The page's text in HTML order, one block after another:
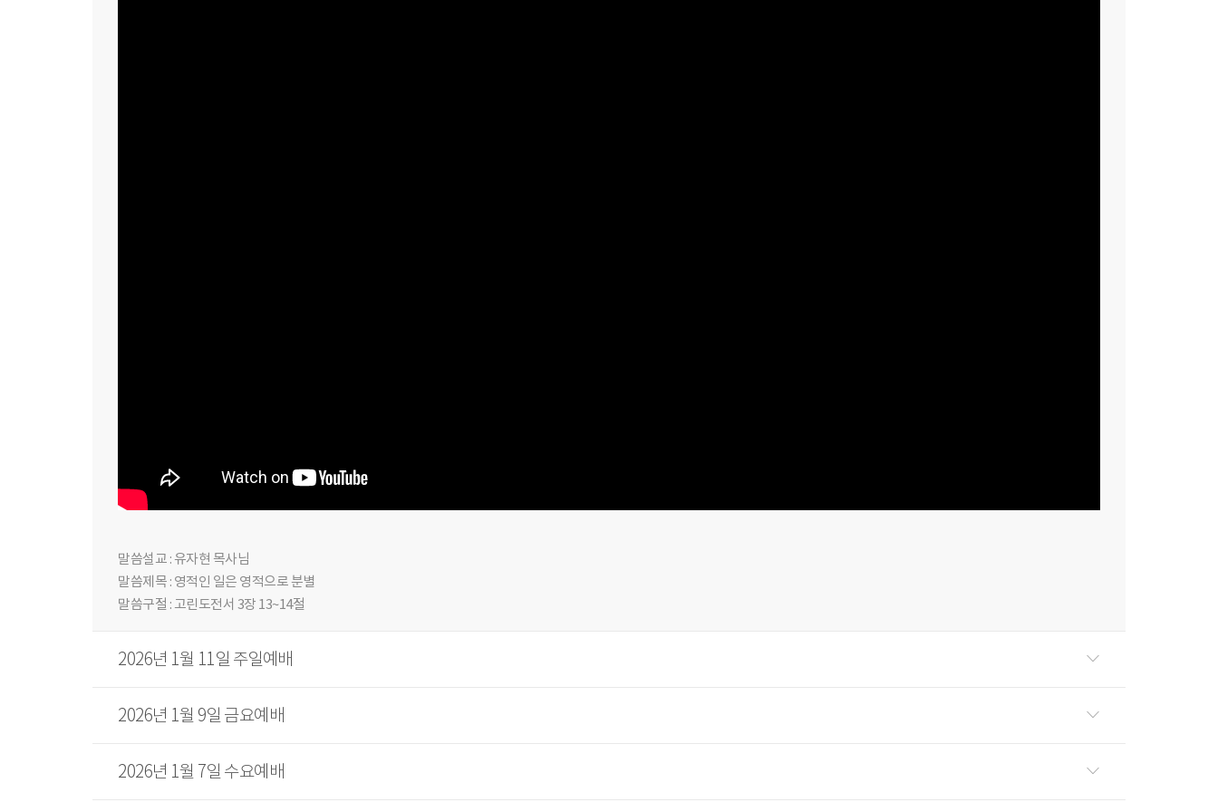
말씀설교 : 유자현 목사님
말씀제목 : 영적인 일은 영적으로 분별
말씀구절 : 고린도전서 3장 13~14절
2026년 1월 11일 주일예배
2026년 1월 9일 금요예배
2026년 1월 7일 수요예배